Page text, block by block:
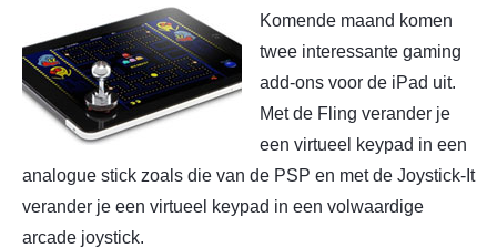
Komende maand komen
twee interessante gaming
add-ons voor de iPad uit.
Met de Fling verander je
een virtueel keypad in een
analogue stick zoals die van de PSP en met de Joystick-It
verander je een virtueel keypad in een volwaardige
arcade joystick.